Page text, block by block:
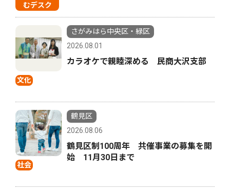
むデスク
文化
さがみはら中央区・緑区
2026.08.01
カラオケで親睦深める 民商大沢支部
社会
鶴見区
2026.08.06
鶴見区制100周年 共催事業の募集を開
始 11月30日まで